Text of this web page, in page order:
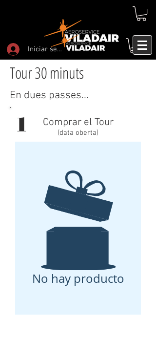
Iniciar sesión
Tour 30 minuts
En dues passes...
1 Comprar el Tour
(data oberta)
No hay producto